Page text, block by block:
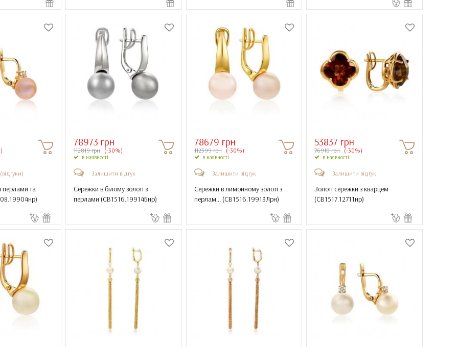
перлами та
)
78973 грн
112819 грн (-30%)
в наявності
Залишити відгук
Сережки в білому золоті з
перлами (СВ1516.19914Бнр)
78679 грн
112399 грн (-30%)
в наявності
Залишити відгук
Сережки в лимонному золоті з
перлам... (СВ1516.19913Лрн)
53837 грн
76910 грн (-30%)
в наявності
Залишити відгук
Золоті сережки з кварцем
(СВ1517.12711нр)